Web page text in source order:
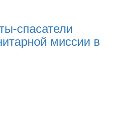
спасатели
миссии в